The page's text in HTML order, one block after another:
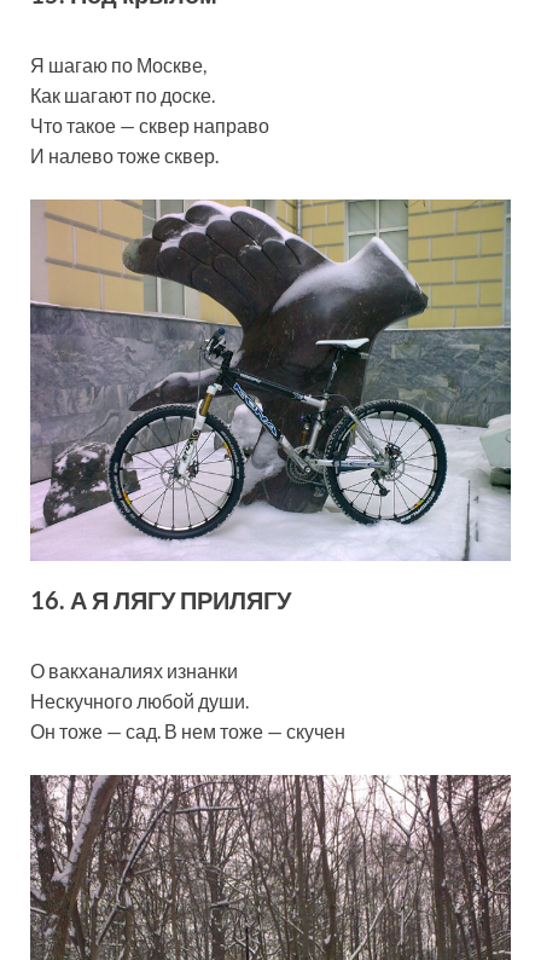
Я шагаю по Москве,
Как шагают по доске.
Что такое — сквер направо
И налево тоже сквер.
16. А Я ЛЯГУ ПРИЛЯГУ
О вакханалиях изнанки
Нескучного любой души.
Он тоже — сад. В нем тоже — скучен